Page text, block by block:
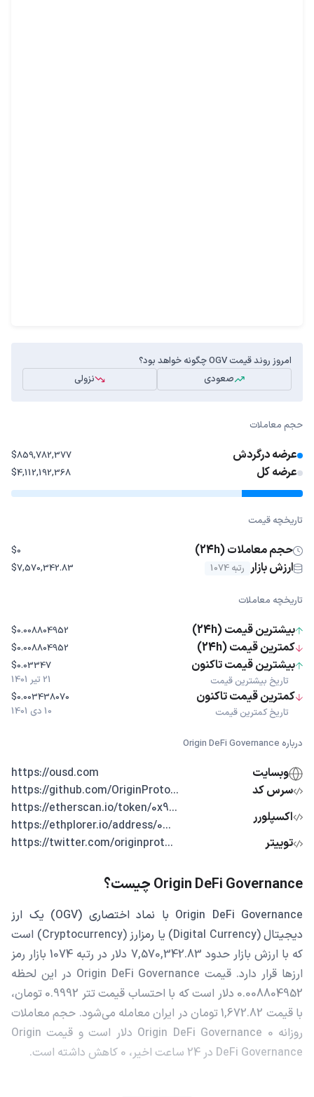
امروز روند قیمت OGV چگونه خواهد بود؟
صعودی
نزولی
حجم معاملات
عرضه درگردش $859,782,377
عرضه کل $4,112,192,368
تاریخچه قیمت
حجم معاملات (24h) $0
ارزش بازار رتبه 1074 $7,570,342.83
تاریخچه معاملات
بیشترین قیمت (24h) $0.008804952
کمترین قیمت (24h) $0.008804952
بیشترین قیمت تاکنون
تاریخ بیشترین قیمت
$0.03347
21 تیر 1401
کمترین قیمت تاکنون
تاریخ کمترین قیمت
$0.003438070
10 دی 1401
درباره Origin DeFi Governance
وبسایت
https://ousd.com
سرس کد
...https://github.com/OriginProto
اکسپلورر
...https://etherscan.io/token/0x9
...https://ethplorer.io/address/0
توییتر
...https://twitter.com/originprot
Origin DeFi Governance چیست؟
Origin DeFi Governance با نماد اختصاری (OGV) یک ارز
دیجیتال (Digital Currency) یا رمزارز (Cryptocurrency) است
که با ارزش بازار حدود 7,570,342.83 دلار در رتبه 1074 بازار رمز
ارزها قرار دارد. قیمت Origin DeFi Governance در این لحظه
0.008804952 دلار است که با احتساب قیمت تتر 0.9992 تومان،
با قیمت 1,672.82 تومان در ایران معامله می‌شود. حجم معاملات
روزانه Origin DeFi Governance 0 دلار است و قیمت Origin
DeFi Governance در 24 ساعت اخیر، 0 کاهش داشته است.